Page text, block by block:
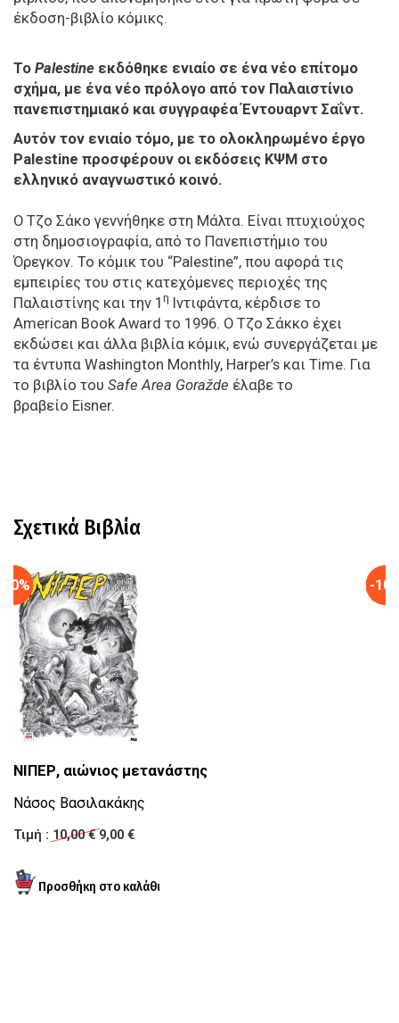
έκδοση-βιβλίο κόμικς.
Το Palestine εκδόθηκε ενιαίο σε ένα νέο επίτομο
σχήμα, με ένα νέο πρόλογο από τον Παλαιστίνιο
πανεπιστημιακό και συγγραφέα Έντουαρντ Σαΐντ.
Αυτόν τον ενιαίο τόμο, με το ολοκληρωμένο έργο
Palestine προσφέρουν οι εκδόσεις ΚΨΜ στο
ελληνικό αναγνωστικό κοινό.
Ο Τζο Σάκο γεννήθηκε στη Μάλτα. Είναι πτυχιούχος
στη δημοσιογραφία, από το Πανεπιστήμιο του
Όρεγκον. Το κόμικ του “Palestine”, που αφορά τις
εμπειρίες του στις κατεχόμενες περιοχές της
Παλαιστίνης και την 1 η Ιντιφάντα, κέρδισε το
American Book Award το 1996. Ο Τζο Σάκκο έχει
εκδώσει και άλλα βιβλία κόμικ, ενώ συνεργάζεται με
τα έντυπα Washington Monthly, Harper’s και Time. Για
το βιβλίο του Safe Area Goražde έλαβε το
βραβείο Eisner.
Σχετικά Βιβλία
ΝΙΠΕΡ, αιώνιος μετανάστης
Νάσος Βασιλακάκης
Τιμή : 10,00 €9,00 €
-